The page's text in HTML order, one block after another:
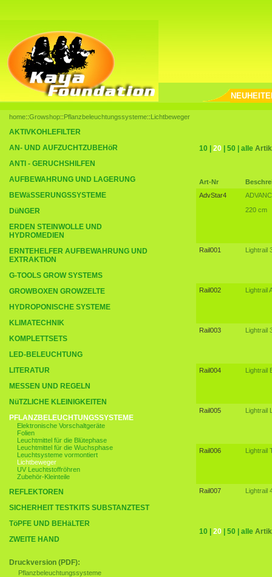
home::Growshop::Pflanzbeleuchtungssysteme::Lichtbeweger
AKTIVKOHLEFILTER
AN- UND AUFZUCHTZUBEHöR
ANTI - GERUCHSHILFEN
AUFBEWAHRUNG UND LAGERUNG
BEWäSSERUNGSSYSTEME
DüNGER
ERDEN STEINWOLLE UND
HYDROMEDIEN
ERNTEHELFER AUFBEWAHRUNG UND
EXTRAKTION
G-TOOLS GROW SYSTEMS
GROWBOXEN GROWZELTE
HYDROPONISCHE SYSTEME
KLIMATECHNIK
KOMPLETTSETS
LED-BELEUCHTUNG
LITERATUR
MESSEN UND REGELN
NüTZLICHE KLEINIGKEITEN
PFLANZBELEUCHTUNGSSYSTEME
Elektronische Vorschaltgeräte
Folien
Leuchtmittel für die Blütephase
Leuchtmittel für die Wuchsphase
Leuchtsysteme vormontiert
Lichtbeweger
UV Leuchtstoffröhren
Zubehör-Kleinteile
REFLEKTOREN
SICHERHEIT TESTKITS SUBSTANZTEST
TöPFE UND BEHäLTER
ZWEITE HAND
Druckversion (PDF):
Pflanzbeleuchtungssysteme
10 20 50 alle
Art-Nr
AdvStar4
220 cm
Rail001 Lightrail
Rail002 Lightrail
Rail003 Lightrail
Rail004 Lightrail
Rail005 Lightrail
Rail006 Lightrail
Rail007 Lightrail
10 20 50 alle